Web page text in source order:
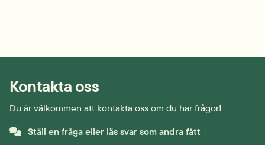
Kontakta oss
Du är välkommen att kontakta oss om du har frågor!
Ställ en fråga eller läs svar som andra fått